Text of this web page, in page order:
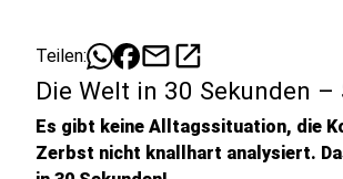
Teilen: mailopen_in_new
Die Welt in 30 Sekunden –
Es gibt keine Alltagssituation, die
Zerbst nicht knallhart analysiert.